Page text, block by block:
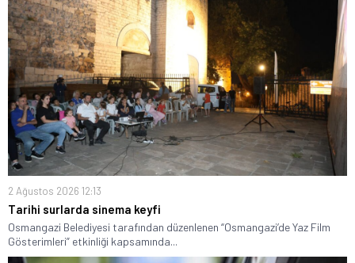
2 Ağustos 2026 12:13
Tarihi surlarda sinema keyfi
Osmangazi Belediyesi tarafından düzenlenen “Osmangazi’de Yaz Film
Gösterimleri” etkinliği kapsamında...